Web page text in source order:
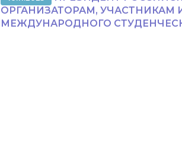
ОРГАНИЗАТОРАМ, УЧАСТНИКАМ
МЕЖДУНАРОДНОГО